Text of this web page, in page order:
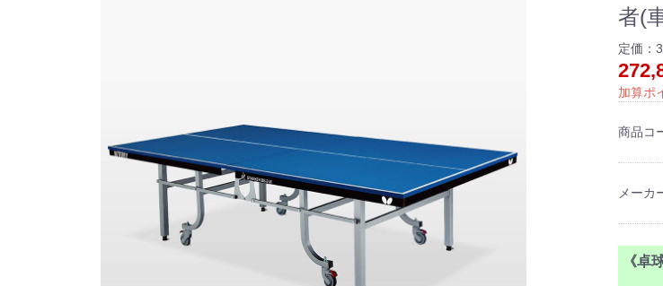
者(
定価：
加算ポ
商品コ
メーカ
《卓